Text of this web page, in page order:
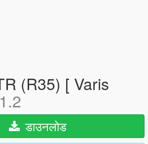
(R35) [ Varis
1.2
डाउनलोड